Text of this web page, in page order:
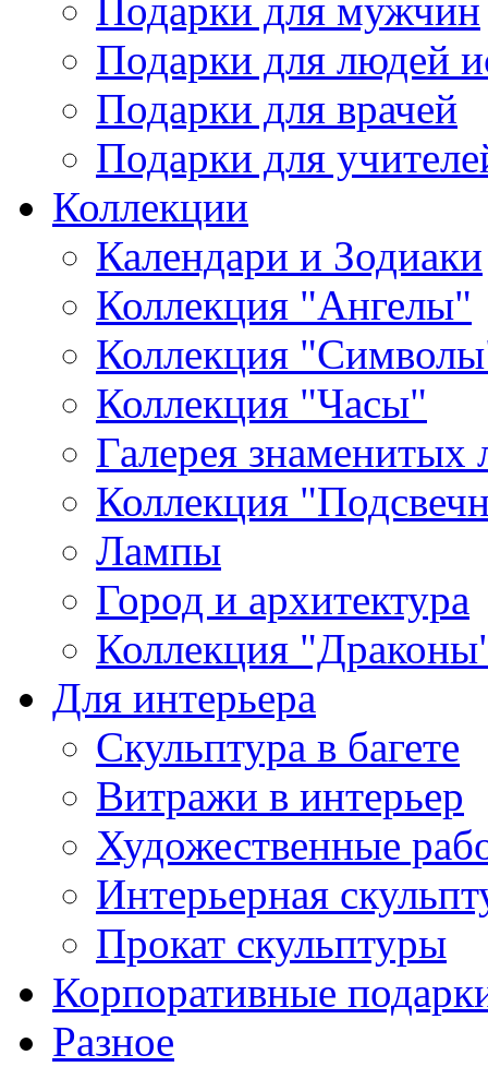
Подарки для мужчин
Подарки для людей
Подарки для врачей
Подарки для
Коллекции
Календари и Зодиаки
Коллекция "Ангелы"
Коллекция
Коллекция "Часы"
Галерея знаменитых
Коллекция
Лампы
Город и архитектура
Коллекция
Для интерьера
Скульптура в багете
Витражи в интерьер
Художественные
Интерьерная
Прокат скульптуры
Корпоративные
Разное